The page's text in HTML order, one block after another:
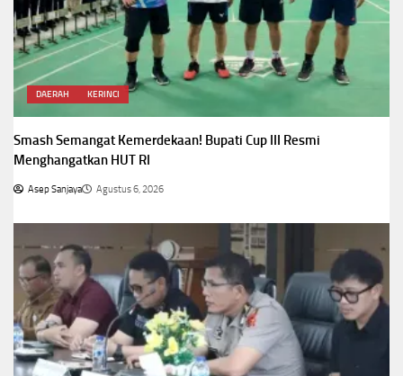
DAERAH KERINCI
Smash Semangat Kemerdekaan! Bupati Cup III Resmi
Menghangatkan HUT RI
Asep Sanjaya Agustus 6, 2026